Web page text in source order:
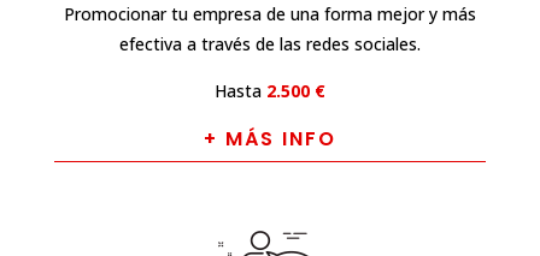
Promocionar tu empresa de una forma mejor y más
efectiva a través de las redes sociales.
Hasta 2.500 €
+ MÁS INFO